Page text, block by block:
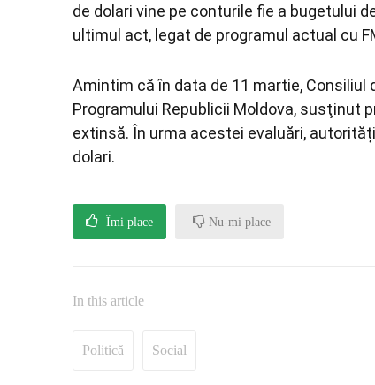
de dolari vine pe conturile fie a bugetului
ultimul act, legat de programul actual cu
Amintim că în data de 11 martie,
Programului Republicii Moldova, susţinut
extinsă. În urma acestei evaluări,
dolari.
Îmi place Nu-mi place
In this article
Politică Social